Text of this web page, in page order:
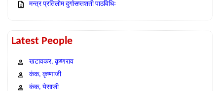
मन्त्र प्रतिलोम दुर्गासप्तशती पाठविधिः
Latest People
खटावकर, कृष्णराव
कंक, कृष्णाजी
कंक, येसाजी